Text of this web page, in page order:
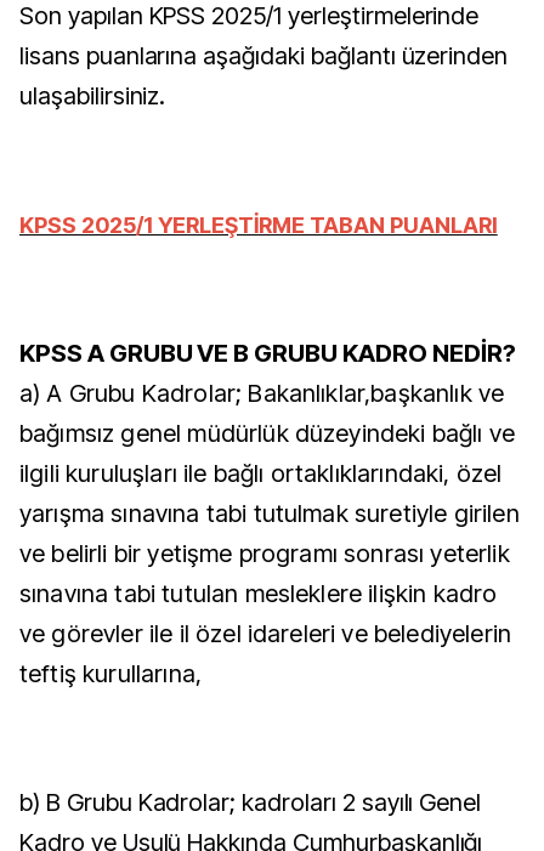
Son yapılan KPSS 2025/1 yerleştirmelerinde
lisans puanlarına aşağıdaki bağlantı üzerinden
ulaşabilirsiniz.
KPSS 2025/1 YERLEŞTİRME TABAN PUANLARI
KPSS A GRUBU VE B GRUBU KADRO NEDİR?
a) A Grubu Kadrolar; Bakanlıklar,başkanlık ve
bağımsız genel müdürlük düzeyindeki bağlı ve
ilgili kuruluşları ile bağlı ortaklıklarındaki, özel
yarışma sınavına tabi tutulmak suretiyle girilen
ve belirli bir yetişme programı sonrası yeterlik
sınavına tabi tutulan mesleklere ilişkin kadro
ve görevler ile il özel idareleri ve belediyelerin
teftiş kurullarına,
b) B Grubu Kadrolar; kadroları 2 sayılı Genel
Kadro ve Usulü Hakkında Cumhurbaşkanlığı